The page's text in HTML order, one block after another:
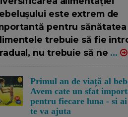
este extrem de
pentru sănătatea
trebuie să fie
nu trebuie să ne ...
Primul an de viață al
Avem cate un sfat
pentru fiecare luna - si ai
te va ajuta